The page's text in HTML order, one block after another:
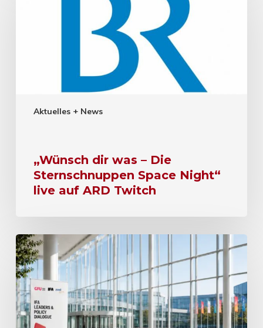
Aktuelles + News
„Wünsch dir was – Die
Sternschnuppen Space Night“
live auf ARD Twitch